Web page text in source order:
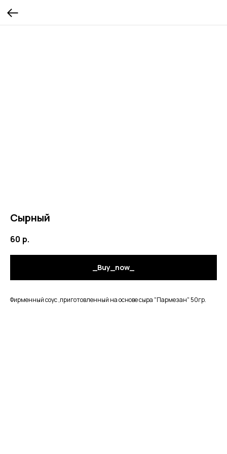
Сырный
60 р.
_Buy_now_
Фирменный соус ,приготовленный на основе сыра "Пармезан" 50гр.